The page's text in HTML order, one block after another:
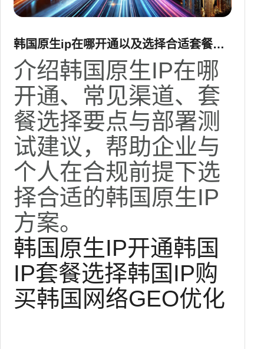
韩国原生ip在哪开通以及选择合适套餐的
实用建议
介绍韩国原生IP在哪
开通、常见渠道、套
餐选择要点与部署测
试建议，帮助企业与
个人在合规前提下选
择合适的韩国原生IP
方案。
韩国原生IP开通韩国
IP套餐选择韩国IP购
买韩国网络GEO优化